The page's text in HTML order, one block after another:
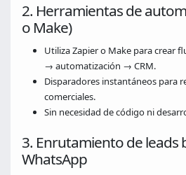
2. Herramientas de
o Make)
Utiliza Zapier o Make para crear
→ automatización → CRM.
Disparadores instantáneos para
comerciales.
Sin necesidad de código ni
3. Enrutamiento de leads
WhatsApp